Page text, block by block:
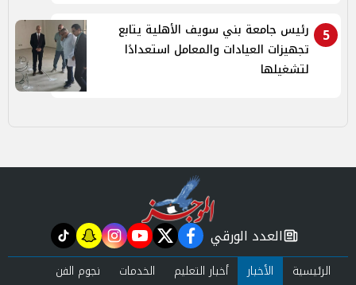
5
رئيس جامعة بني سويف الأهلية يتابع
تجهيزات العيادات والمعامل استعدادًا
لتشغيلها
newspaper
العدد الورقي facebook
twitter
youtube
instagram
snapchat
tiktok
الرئيسية الأخبار أخبار التعليم الخدمات نجوم الفن